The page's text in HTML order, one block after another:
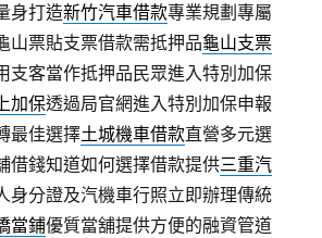
身打造新竹汽車借款專業規劃專屬
山票貼支票借款需抵押品龜山支票
支客當作抵押品民眾進入特別加保
加保透過局官網進入特別加保申報
最佳選擇土城機車借款直營多元選
借錢知道如何選擇借款提供三重汽
身分證及汽機車行照立即辦理傳統
當鋪優質當舖提供方便的融資管道